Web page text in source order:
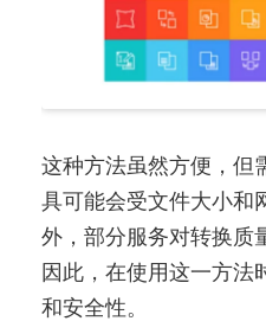
这种方法虽然方便，但
具可能会受文件大小和
外，部分服务对转换质
因此，在使用这一方法
和安全性。